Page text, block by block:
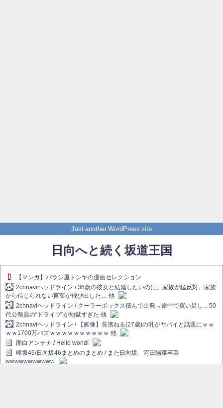
Just another WordPress site
日向へと続く坂道王国
【マンガ】バラシ屋トシヤの漫画セレクション
2chnaviヘッドライン / 36歳の彼女と結婚したいのに、家族が猛反対。家族
から信じられない言葉が飛び出した… 他
2chnaviヘッドライン / クーラーボックス積んで出発→途中で買い足し…50
代公務員の“ドライブ”が地獄すぎた 他
2chnaviヘッドライン / 【画像】長濱ねる(27歳)の乳がヤバイと話題にｗｗ
ｗｗ1700万バズｗｗｗｗｗｗｗｗｗｗ 他
面白アンテナ / Hello world!
欅坂46/日向坂46まとめのまとめ / また日向坂、河田陽菜卒業
wwwwwwwwwww